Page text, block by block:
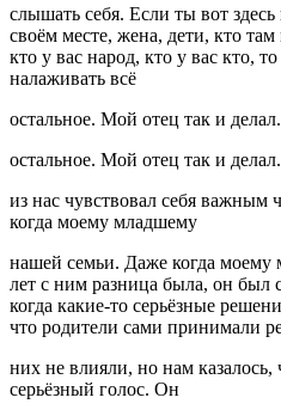
слышать себя. Если ты вот
своём месте, жена, дети, кто
кто у вас народ, кто у вас кто,
налаживать всё
остальное. Мой отец так и
остальное. Мой отец так и
из нас чувствовал себя
когда моему младшему
нашей семьи. Даже когда моему
лет с ним разница была, он был
когда какие-то серьёзные
что родители сами принимали
них не влияли, но нам
серьёзный голос. Он